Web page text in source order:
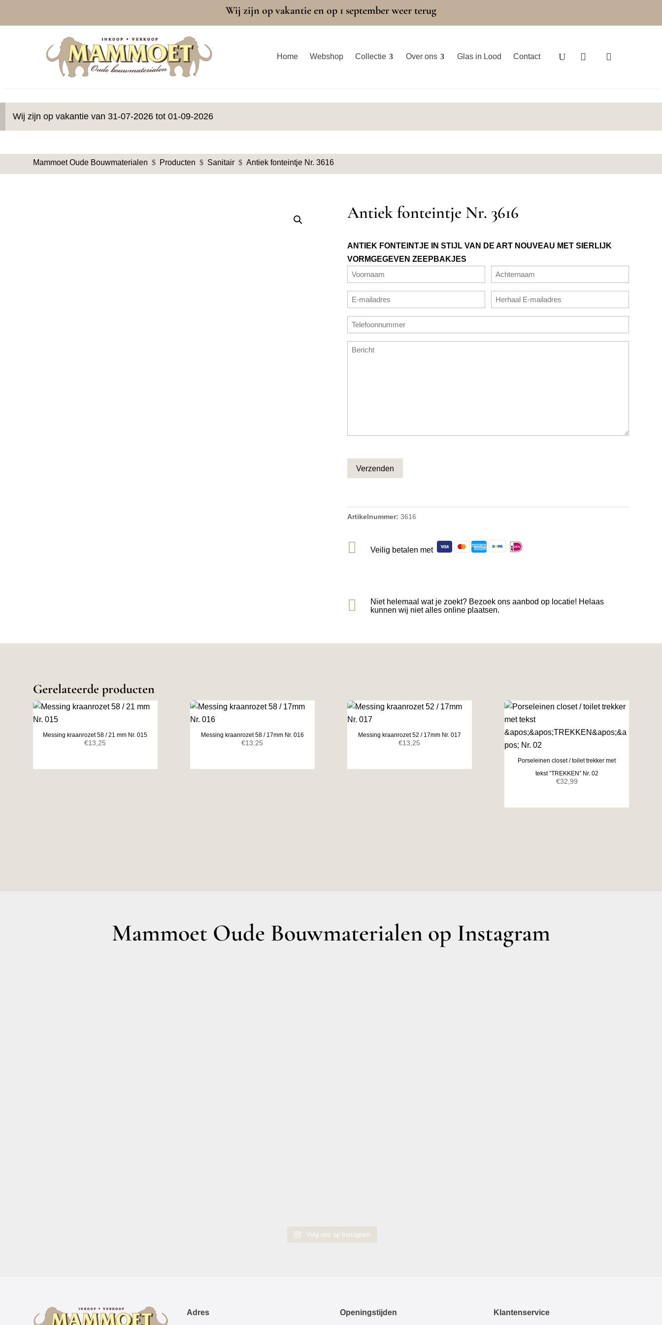
Wij zijn op vakantie en op 1 september weer terug
Home Webshop Collectie Over ons Glas in Lood Contact
Wij zijn op vakantie van 31-07-2026 tot 01-09-2026
Mammoet Oude Bouwmaterialen $ Producten $ Sanitair $ Antiek fonteintje Nr. 3616
Antiek fonteintje Nr. 3616
ANTIEK FONTEINTJE IN STIJL VAN DE ART NOUVEAU MET SIERLIJK
VORMGEGEVEN ZEEPBAKJES
Naam
Voornaam Achternaam
E-
mailadres
(Vereist)
E-
mailadres
invoeren
E-
bevestigen
Telefoonnummer
Bericht
Artikelnummer: 3616
 Veilig betalen met

Niet helemaal wat je zoekt? Bezoek ons aanbod op locatie! Helaas
kunnen wij niet alles online plaatsen.
Gerelateerde producten
Messing kraanrozet 58 / 21 mm Nr. 015
€13,25
Messing kraanrozet 58 / 17mm Nr. 016
€13,25
Messing kraanrozet 52 / 17mm Nr. 017
€13,25
Porseleinen closet / toilet trekker met
tekst ”TREKKEN” Nr. 02
€32,99
Mammoet Oude Bouwmaterialen op Instagram
Volg ons op Instagram
Adres Openingstijden Klantenservice